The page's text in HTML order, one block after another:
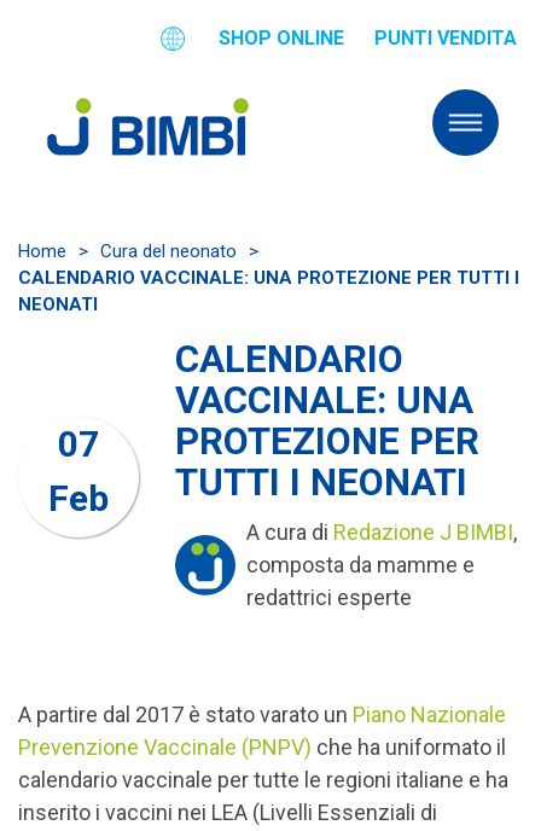
SHOP ONLINE PUNTI VENDITA
Home > Cura del neonato
>
CALENDARIO VACCINALE: UNA PROTEZIONE PER TUTTI I
NEONATI
07
Feb
CALENDARIO
VACCINALE: UNA
PROTEZIONE PER
TUTTI I NEONATI
A cura di Redazione J BIMBI,
composta da mamme e
redattrici esperte
A partire dal 2017 è stato varato un Piano Nazionale
Prevenzione Vaccinale (PNPV) che ha uniformato il
calendario vaccinale per tutte le regioni italiane e ha
inserito i vaccini nei LEA (Livelli Essenziali di